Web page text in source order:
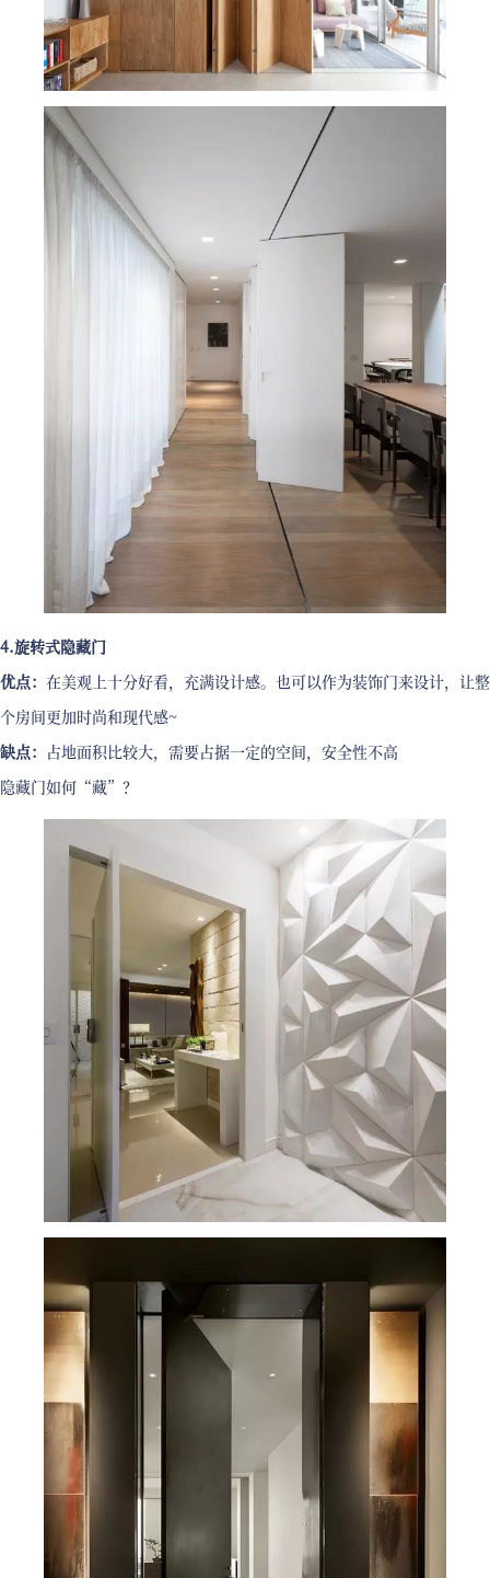
4.旋转式隐藏门
优点： 在美观上十分好看，充满设计感。也可以作为装饰门来设计，让整
个房间更加时尚和现代感~
缺点： 占地面积比较大，需要占据一定的空间，安全性不高
隐藏门如何“藏”？